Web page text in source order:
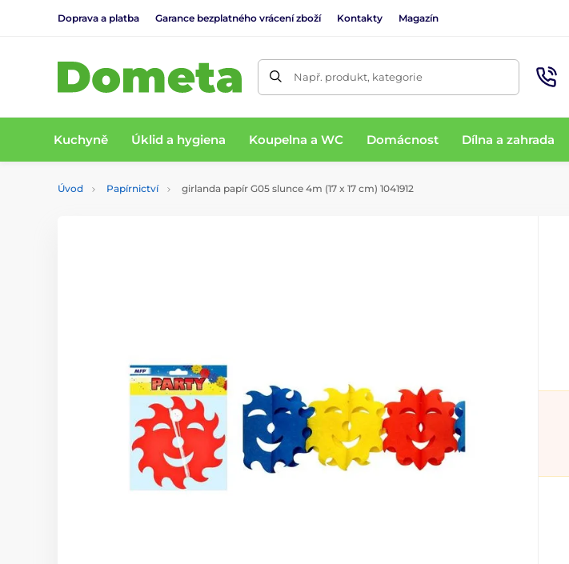
Doprava a platba Garance bezplatného vrácení zboží Kontakty Magazín
Např. produkt, kategorie
Kuchyně Úklid a hygiena Koupelna a WC Domácnost Dílna a zahrada
Úvod Papírnictví girlanda papír G05 slunce 4m (17 x 17 cm) 1041912